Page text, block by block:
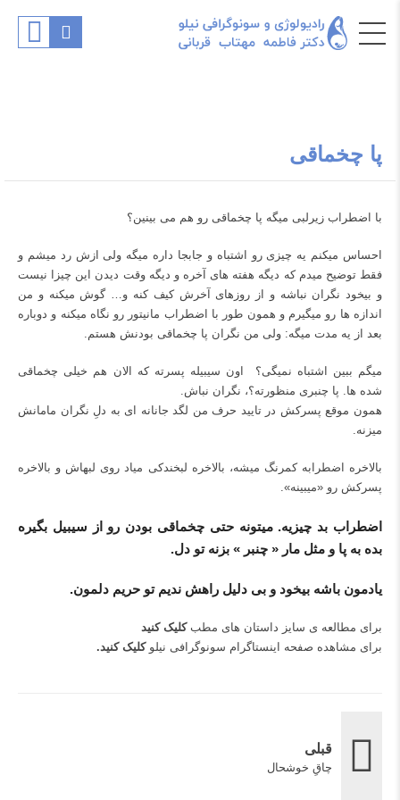
پا چخماقی
با اضطراب زیرلبی میگه پا چخماقی رو هم می بینین؟
احساس میکنم یه چیزی رو اشتباه و جابجا داره میگه ولی ازش رد میشم و
فقط توضیح میدم که دیگه هفته های آخره و دیگه وقت دیدن این چیزا نیست
و بیخود نگران نباشه و از روزهای آخرش کیف کنه و… گوش میکنه و من
اندازه ها رو میگیرم و همون طور با اضطراب مانیتور رو نگاه میکنه و دوباره
بعد از یه مدت میگه: ولی من نگران پا چخماقی بودنش هستم.
میگم ببین اشتباه نمیگی؟ اون سیبیله پسرته که الان هم خیلی چخماقی
شده ها. پا چنبری منظورته؟، نگران نباش.
همون موقع پسرکش در تایید حرف من لگد جانانه ای به دلِ نگران مامانش
میزنه.
بالاخره اضطرابه کمرنگ میشه، بالاخره لبخندکی میاد روی لبهاش و بالاخره
پسرکش رو «میبینه».
اضطراب بد چیزیه. میتونه حتی چخماقی بودن رو از سیبیل بگیره
بده به پا و مثل مار « چنبر » بزنه تو دل.
یادمون باشه بیخود و بی دلیل راهش ندیم تو حریم دلمون.
برای مطالعه ی سایز داستان های مطب کلیک کنید
برای مشاهده صفحه اینستاگرام سونوگرافی نیلوکلیک کنید.
قبلی
چاقِ خوشحال